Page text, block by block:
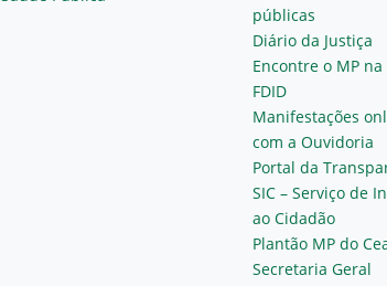
públicas
Diário da Justiça
Encontre o MP
FDID
Manifestações
com a Ouvidoria
Portal da
SIC – Serviço de
ao Cidadão
Plantão MP do
Secretaria Geral